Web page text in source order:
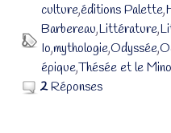
culture,éditions Palette,
Barbereau,Littérature,
Io,mythologie,Odyssée,
épique,Thésée et le
2Réponses